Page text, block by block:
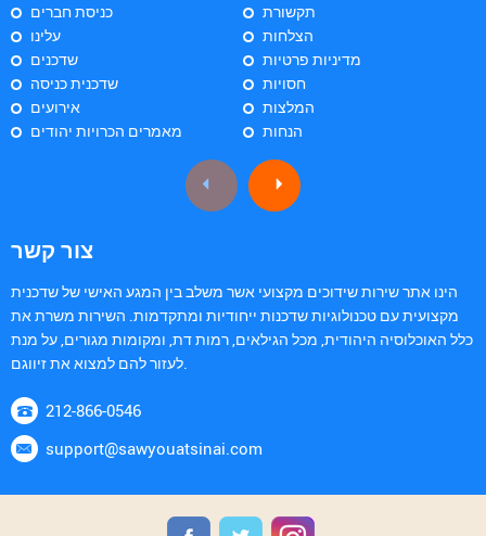
כניסת חברים
עלינו
שדכנים
שדכנית כניסה
אירועים
מאמרים הכרויות יהודים
תקשורת
הצלחות
מדיניות פרטיות
חסויות
המלצות
הנחות
צור קשר
הינו אתר שירות שידוכים מקצועי אשר משלב בין המגע האישי של שדכנית
מקצועית עם טכנולוגיות שדכנות ייחודיות ומתקדמות. השירות משרת את
כלל האוכלוסיה היהודית, מכל הגילאים, רמות דת, ומקומות מגורים, על מנת
לעזור להם למצוא את זיווגם.
212-866-0546
support@sawyouatsinai.com